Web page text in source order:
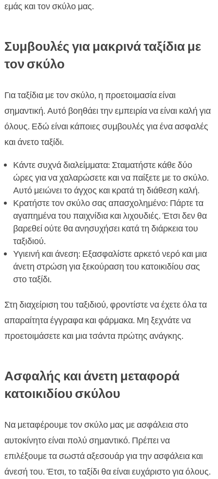
εμάς και τον σκύλο μας.
Συμβουλές για μακρινά ταξίδια με
τον σκύλο
Για ταξίδια με τον σκύλο, η προετοιμασία είναι
σημαντική. Αυτό βοηθάει την εμπειρία να είναι καλή για
όλους. Εδώ είναι κάποιες συμβουλές για ένα ασφαλές
και άνετο ταξίδι.
Κάντε συχνά διαλείμματα: Σταματήστε κάθε δύο
ώρες για να χαλαρώσετε και να παίξετε με το σκύλο.
Αυτό μειώνει το άγχος και κρατά τη διάθεση καλή.
Κρατήστε τον σκύλο σας απασχολημένο: Πάρτε τα
αγαπημένα του παιχνίδια και λιχουδιές. Έτσι δεν θα
βαρεθεί ούτε θα ανησυχήσει κατά τη διάρκεια του
ταξιδιού.
Υγιεινή και άνεση: Εξασφαλίστε αρκετό νερό και μια
άνετη στρώση για ξεκούραση του κατοικιδίου σας
στο ταξίδι.
Στη διαχείριση του ταξιδιού, φροντίστε να έχετε όλα τα
απαραίτητα έγγραφα και φάρμακα. Μη ξεχνάτε να
προετοιμάσετε και μια τσάντα πρώτης ανάγκης.
Ασφαλής και άνετη μεταφορά
κατοικιδίου σκύλου
Να μεταφέρουμε τον σκύλο μας με ασφάλεια στο
αυτοκίνητο είναι πολύ σημαντικό. Πρέπει να
επιλέξουμε τα σωστά αξεσουάρ για την ασφάλεια και
άνεσή του. Έτσι, το ταξίδι θα είναι ευχάριστο για όλους.